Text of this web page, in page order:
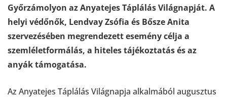
Győrzámolyon az Anyatejes Táplálás Világnapját. A
helyi védőnők, Lendvay Zsófia és Bősze Anita
szervezésében megrendezett esemény célja a
szemléletformálás, a hiteles tájékoztatás és az
anyák támogatása.
Az Anyatejes Táplálás Világnapja alkalmából augusztus